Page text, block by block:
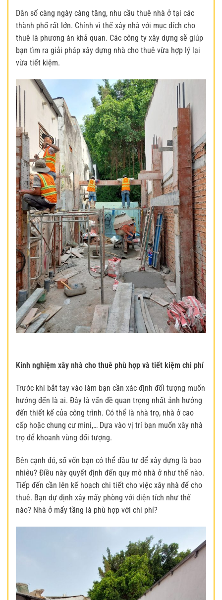
Dân số càng ngày càng tăng, nhu cầu thuê nhà ở tại các
thành phố rất lớn. Chính vì thế xây nhà với mục đích cho
thuê là phương án khả quan. Các công ty xây dựng sẽ giúp
bạn tìm ra giải pháp xây dựng nhà cho thuê vừa hợp lý lại
vừa tiết kiệm.
Kinh nghiệm xây nhà cho thuê phù hợp và tiết kiệm chi phí
Trước khi bắt tay vào làm bạn cần xác định đối tượng muốn
hướng đến là ai. Đây là vấn đề quan trọng nhất ảnh hưởng
đến thiết kế của công trình. Có thể là nhà trọ, nhà ở cao
cấp hoặc chung cư mini,… Dựa vào vị trí bạn muốn xây nhà
trọ để khoanh vùng đối tượng.
Bên cạnh đó, số vốn bạn có thể đầu tư để xây dựng là bao
nhiêu? Điều này quyết định đến quy mô nhà ở như thế nào.
Tiếp đến cần lên kế hoạch chi tiết cho việc xây nhà để cho
thuê. Bạn dự định xây mấy phòng với diện tích như thế
nào? Nhà ở mấy tầng là phù hợp với chi phí?